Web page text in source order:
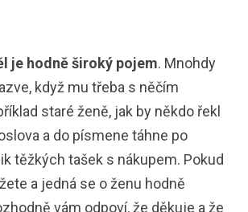
je hodně široký pojem. Mnohdy
když mu třeba s něčím
staré ženě, jak by někdo řekl
a do písmene táhne po
těžkých tašek s nákupem. Pokud
a jedná se o ženu hodně
vám odpoví, že děkuje a že